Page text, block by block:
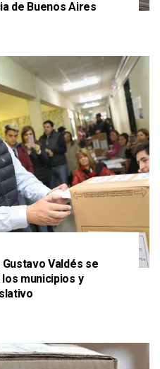
de Buenos Aires
Valdés se
municipios y